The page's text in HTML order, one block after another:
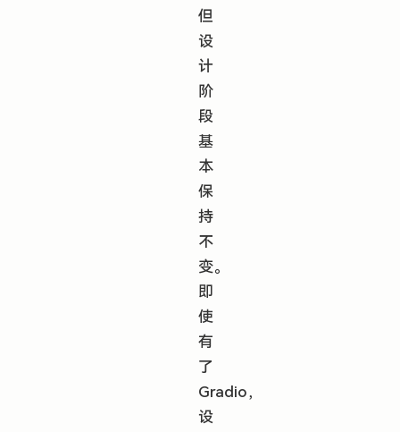
但
设
计
阶
段
基
本
保
持
不
变。
即
使
有
了
Gradio，
设